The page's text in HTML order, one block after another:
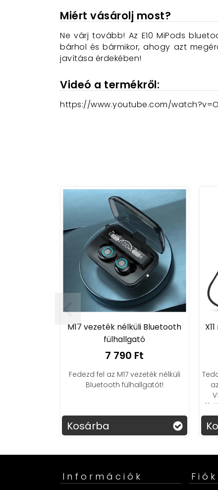
Miért vásárolj most?
Ne várj tovább! Az E10 MiPods
bárhol és bármikor, ahogy azt
javítása érdekében!
Videó a termékről:
https://www.youtube.com/
M17 vezeték nélküli Bluetooth
fülhallgató
7 790 Ft
Fedezd fel az M17 vezeték nélküli
Bluetooth fülhallgatót!
Kosárba
Információk Fiók